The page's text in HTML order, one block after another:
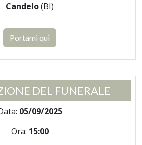
Candelo(BI)
Portami qui
DEL FUNERALE
05/09/2025
Ora: 15:00